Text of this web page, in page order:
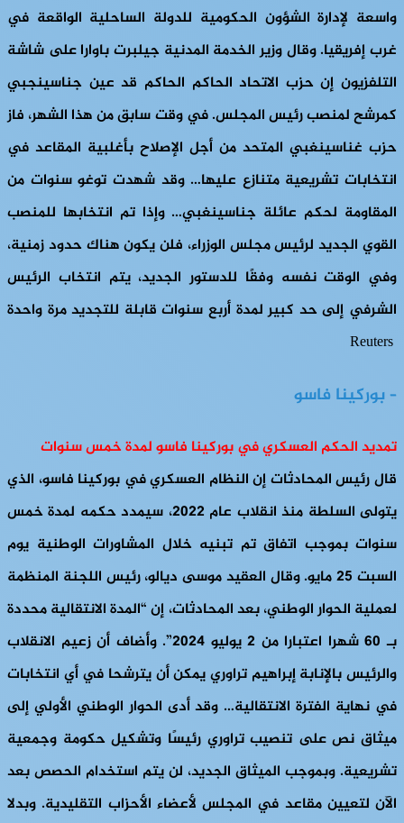
واسعة لإدارة الشؤون الحكومية للدولة الساحلية الواقعة في
غرب إفريقيا. وقال وزير الخدمة المدنية جيلبرت باوارا على شاشة
التلفزيون إن حزب الاتحاد الحاكم الحاكم قد عين جناسينجبي
كمرشح لمنصب رئيس المجلس. في وقت سابق من هذا الشهر، فاز
حزب غناسينغبي المتحد من أجل الإصلاح بأغلبية المقاعد في
انتخابات تشريعية متنازع عليها… وقد شهدت توغو سنوات من
المقاومة لحكم عائلة جناسينغبي… وإذا تم انتخابها للمنصب
القوي الجديد لرئيس مجلس الوزراء، فلن يكون هناك حدود زمنية،
وفي الوقت نفسه وفقًا للدستور الجديد، يتم انتخاب الرئيس
الشرفي إلى حد كبير لمدة أربع سنوات قابلة للتجديد مرة واحدة
– بوركينا فاسو
تمديد الحكم العسكري في بوركينا فاسو لمدة خمس سنوات
قال رئيس المحادثات إن النظام العسكري في بوركينا فاسو، الذي
يتولى السلطة منذ انقلاب عام 2022، سيمدد حكمه لمدة خمس
سنوات بموجب اتفاق تم تبنيه خلال المشاورات الوطنية يوم
السبت 25 مايو. وقال العقيد موسى ديالو، رئيس اللجنة المنظمة
لعملية الحوار الوطني، بعد المحادثات، إن “المدة الانتقالية محددة
بـ 60 شهرا اعتبارا من 2 يوليو 2024”. وأضاف أن زعيم الانقلاب
والرئيس بالإنابة إبراهيم تراوري يمكن أن يترشحا في أي انتخابات
في نهاية الفترة الانتقالية… وقد أدى الحوار الوطني الأولي إلى
ميثاق نص على تنصيب تراوري رئيسًا وتشكيل حكومة وجمعية
تشريعية. وبموجب الميثاق الجديد، لن يتم استخدام الحصص بعد
الآن لتعيين مقاعد في المجلس لأعضاء الأحزاب التقليدية. وبدلا